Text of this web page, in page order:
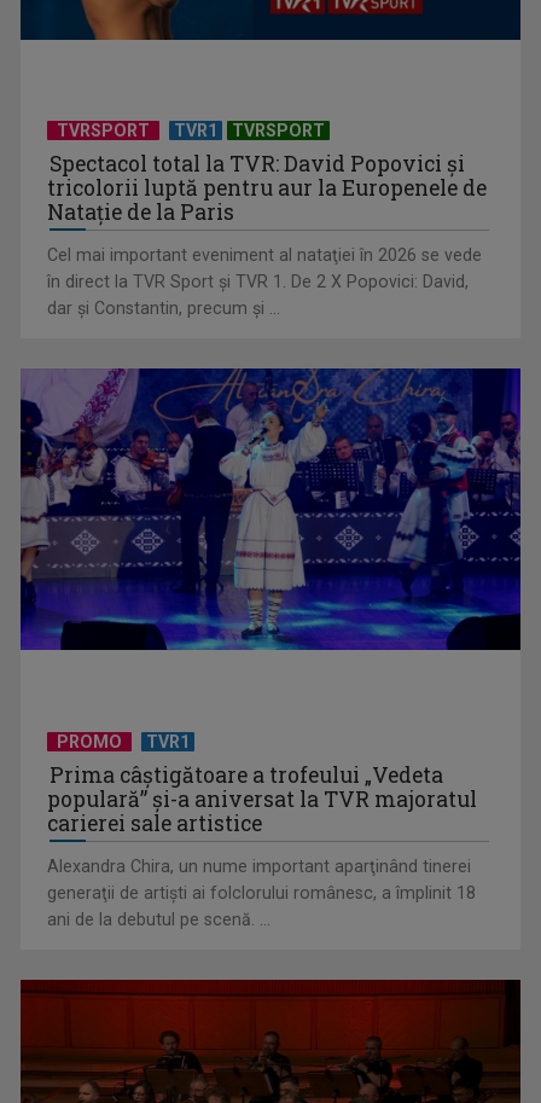
sistemul sanitar
De peste 160 de ani în slujba culturii românești. Povestea
„Societății” din ...
TVRSPORT TVR1 TVRSPORT
Spectacol total la TVR: David Popovici și
tricolorii luptă pentru aur la Europenele de
Natație de la Paris
Cel mai important eveniment al nataţiei în 2026 se vede
în direct la TVR Sport şi TVR 1. De 2 X Popovici: David,
dar şi Constantin, precum şi ...
PROMO TVR1
Prima câştigătoare a trofeului „Vedeta
populară” şi-a aniversat la TVR majoratul
carierei sale artistice
Alexandra Chira, un nume important aparţinând tinerei
generaţii de artişti ai folclorului românesc, a împlinit 18
ani de la debutul pe scenă. ...